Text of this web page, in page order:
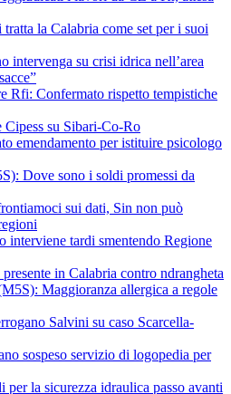
la Calabria come set per i suoi
intervenga su crisi idrica nell’area
Rfi: Confermato rispetto tempistiche
su Sibari-Co-Ro
emendamento per istituire psicologo
Dove sono i soldi promessi da
sui dati, Sin non può
interviene tardi smentendo Regione
in Calabria contro ndrangheta
Maggioranza allergica a regole
Salvini su caso Scarcella-
sospeso servizio di logopedia per
la sicurezza idraulica passo avanti